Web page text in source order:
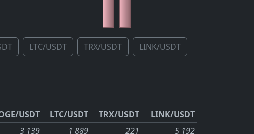
LTC/USDT TRX/USDT LINK/USDT
USDT LTC/USDT TRX/USDT
LINK/USDT
3 139 1 889 221
5 192